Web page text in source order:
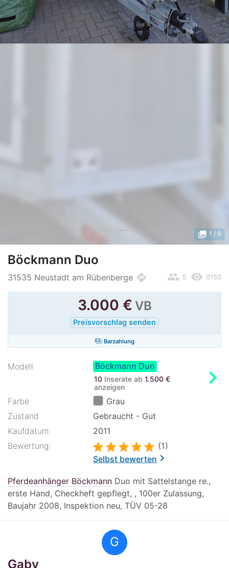
photo_library 1 / 9
Böckmann Duo
31535 Neustadt am Rübenberge directions remove_red_eye 0150
people 5
3.000 € VB
Preisvorschlag senden
payments Barzahlung
Modell Böckmann Duo
10 Inserate ab 1.500 €
anzeigen
chevron_right
Farbe
Grau
Zustand
Gebraucht - Gut
Kaufdatum
2011
Bewertung:
(1)
Selbst bewertenchevron_right
Pferdeanhänger Böckmann Duo mit Sattelstange re.,
erste Hand, Checkheft gepflegt, , 100er Zulassung,
Baujahr 2008, Inspektion neu, TÜV 05-28
G
Gaby